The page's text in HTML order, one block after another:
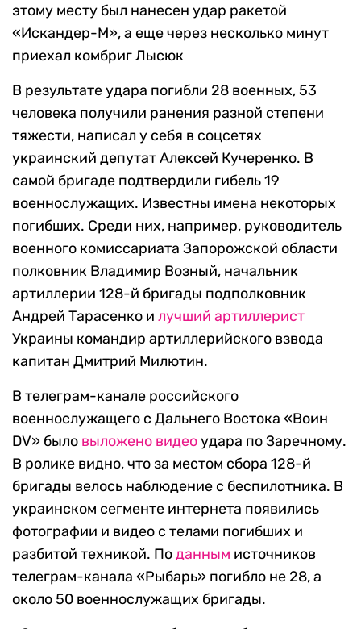
этому месту был нанесен удар ракетой
«Искандер-М», а еще через несколько минут
приехал комбриг Лысюк
В результате удара погибли 28 военных, 53
человека получили ранения разной степени
тяжести, написал у себя в соцсетях
украинский депутат Алексей Кучеренко. В
самой бригаде подтвердили гибель 19
военнослужащих. Известны имена некоторых
погибших. Среди них, например, руководитель
военного комиссариата Запорожской области
полковник Владимир Возный, начальник
артиллерии 128-й бригады подполковник
Андрей Тарасенко и лучший артиллерист
Украины командир артиллерийского взвода
капитан Дмитрий Милютин.
В телеграм-канале российского
военнослужащего с Дальнего Востока «Воин
DV» было выложено видеоудара по Заречному.
В ролике видно, что за местом сбора 128-й
бригады велось наблюдение с беспилотника. В
украинском сегменте интернета появились
фотографии и видео с телами погибших и
разбитой техникой. Поданным источников
телеграм-канала «Рыбарь» погибло не 28, а
около 50 военнослужащих бригады.